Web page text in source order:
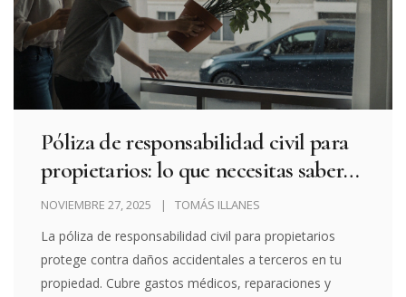
Póliza de responsabilidad civil para
propietarios: lo que necesitas saber
antes de firmar
NOVIEMBRE 27, 2025 TOMÁS ILLANES
La póliza de responsabilidad civil para propietarios
protege contra daños accidentales a terceros en tu
propiedad. Cubre gastos médicos, reparaciones y